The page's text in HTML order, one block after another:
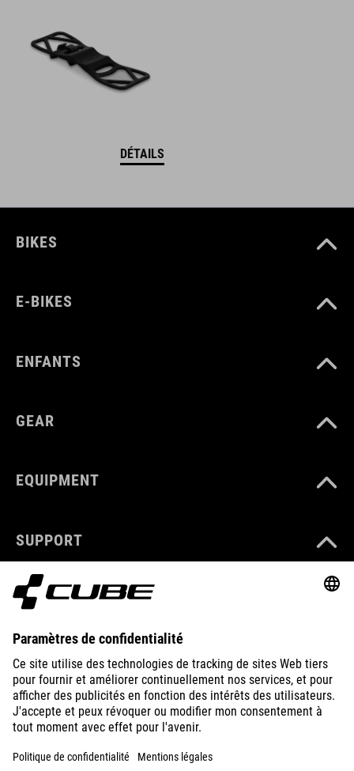
DÉTAILS
BIKES
E-BIKES
ENFANTS
GEAR
EQUIPMENT
SUPPORT
ABOUT US
EXPLORE